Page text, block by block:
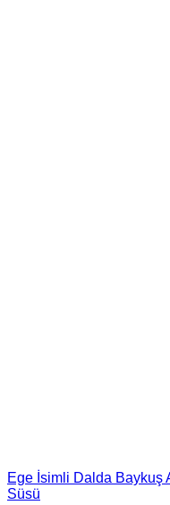
Ege İsimli Dalda Baykuş
Süsü